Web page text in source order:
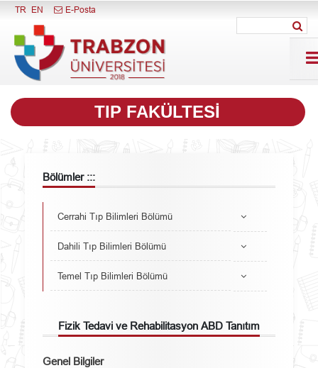
Menüyü Kapat
TR EN E-Posta
TIP FAKÜLTESI
Bölümler :::
Cerrahi Tıp Bilimleri Bölümü
Dahili Tıp Bilimleri Bölümü
Temel Tıp Bilimleri Bölümü
Fizik Tedavi ve Rehabilitasyon ABD Tanıtım
Genel Bilgiler